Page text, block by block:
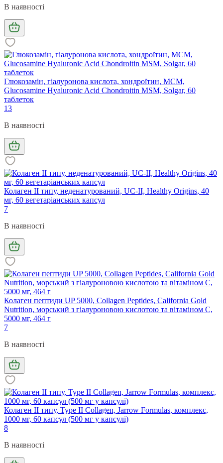
В наявності
Глюкозамін, гіалуронова кислота, хондроїтин, МСМ,
Glucosamine Hyaluronic Acid Chondroitin MSM, Solgar, 60
таблеток
13
В наявності
Колаген II типу, неденатурований, UC-II, Healthy Origins, 40
мг, 60 вегетаріанських капсул
7
В наявності
Колаген пептиди UP 5000, Collagen Peptides, California Gold
Nutrition, морський з гіалуроновою кислотою та вітаміном С,
5000 мг, 464 г
7
В наявності
Колаген II типу, Type II Collagen, Jarrow Formulas, комплекс,
1000 мг, 60 капсул (500 мг у капсулі)
8
В наявності